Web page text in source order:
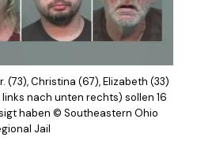
(73), Christina (67), Elizabeth (33)
nach unten rechts) sollen 16
haben © Southeastern Ohio
Jail